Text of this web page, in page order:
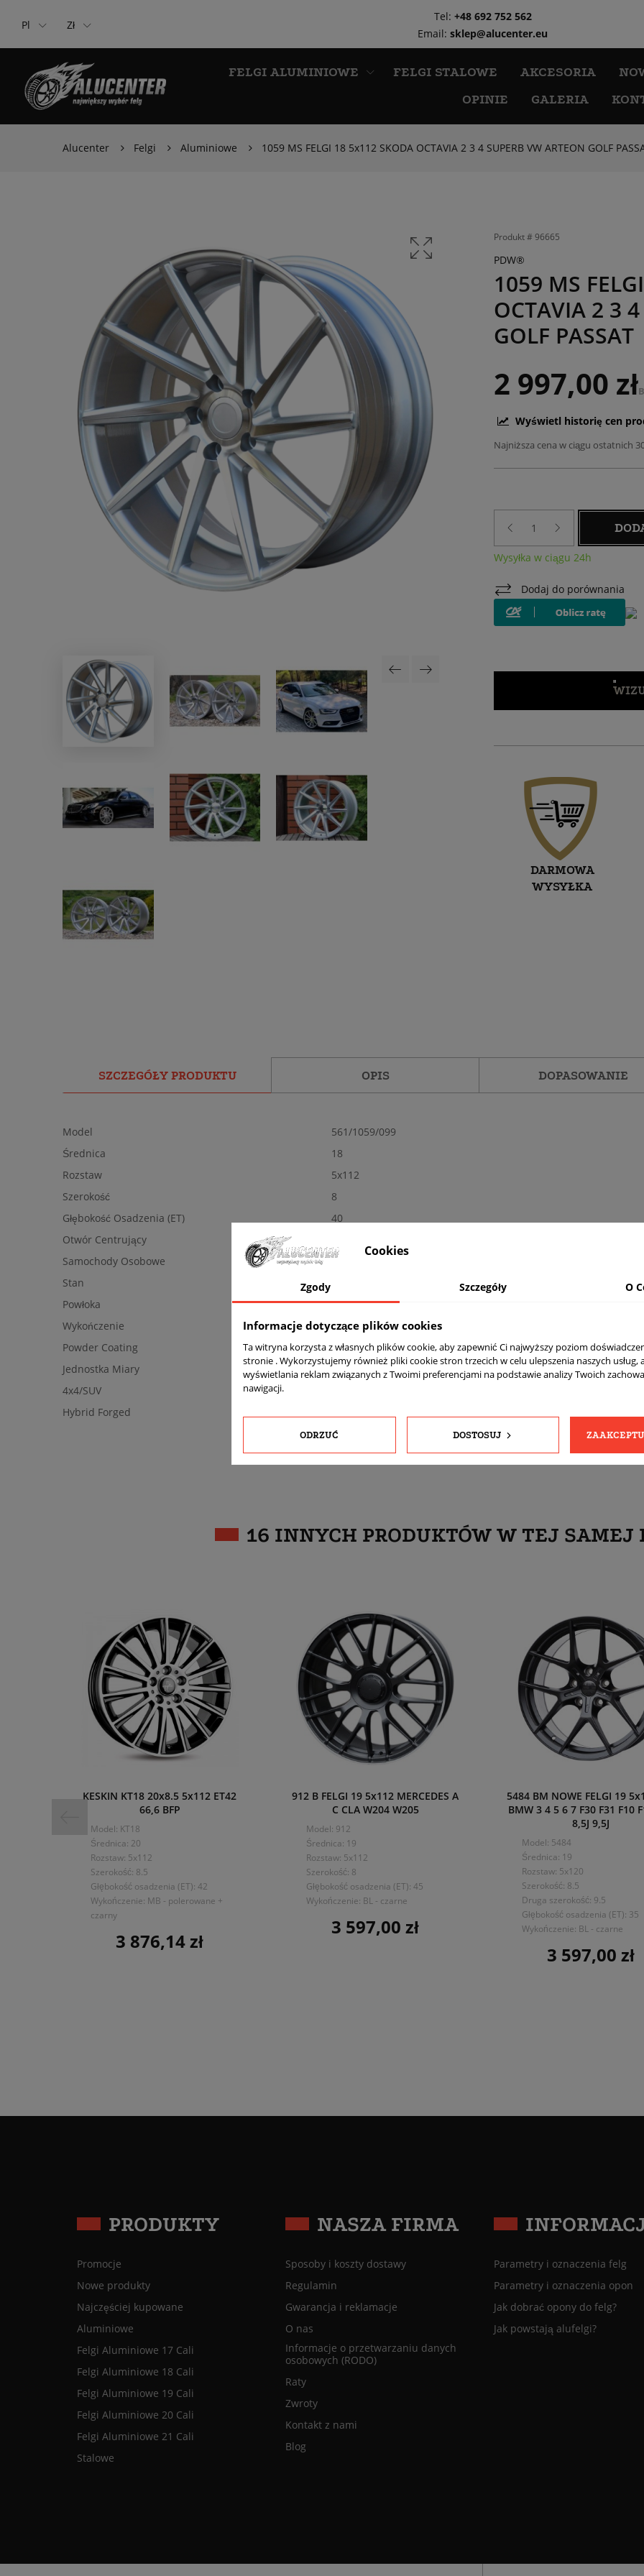
Pl Zł
Tel: +48 692 752 562
Email:sklep@alucenter.eu
FELGI ALUMINIOWE FELGI STALOWE AKCESORIA
OPINIE
GALERIA
Alucenter Felgi Aluminiowe 1059 MS FELGI 18 5x112 SKODA OCTAVIA 2 3 4 SUPERB VW ARTEON GOLF
Produkt #96665
PDW®
1059 MS
OCTAVIA 2 3
GOLF PASSAT
2 997,00 zł
Wyświetl historię cen
Najniższa cena w ciągu ostatnich
Wysyłka w ciągu 24h
Dodaj do porównania
DARMOWA
WYSYŁKA
SZCZEGÓŁY PRODUKTU OPIS DOPASOWANIE
Model
561/1059/099
Średnica
18
Rozstaw
5x112
Szerokość
8
Głębokość Osadzenia (ET)
40
Otwór Centrujący
Samochody Osobowe
Tak
Stan
Powłoka
Połysk
Wykończenie
MSPC - Polerowane + srebrny Powder Coating
Powder Coating
Tak
Jednostka Miary
komplet (4 sztuki)
4x4/SUV
Hybrid Forged
16 INNYCH PRODUKTÓW W TEJ SAMEJ
KESKIN KT18 20x8.5 5x112 ET42
66,6 BFP
Model: KT18
Średnica: 20
Rozstaw: 5x112
Szerokość: 8.5
Głębokość osadzenia (ET): 42
Wykończenie: MB - polerowane +
czarny
Cena
3 876,14 zł
912 B FELGI 19 5x112 MERCEDES A
C CLA W204 W205
Model: 912
Średnica: 19
Rozstaw: 5x112
Szerokość: 8
Głębokość osadzenia (ET): 45
Wykończenie: BL - czarne
Cena
3 597,00 zł
5484 BM NOWE FELGI 19
BMW 3 4 5 6 7 F30 F31 F10
8,5J 9,5J
Model: 5484
Średnica: 19
Rozstaw: 5x120
Szerokość: 8.5
Druga szerokość: 9.5
Głębokość osadzenia (ET): 35
Wykończenie: BL - czarne
Cena
3 597,00 zł
PRODUKTY
Promocje
Nowe produkty
Najczęściej kupowane
Aluminiowe
Felgi Aluminiowe 17 Cali
Felgi Aluminiowe 18 Cali
Felgi Aluminiowe 19 Cali
Felgi Aluminiowe 20 Cali
Felgi Aluminiowe 21 Cali
Stalowe
NASZA FIRMA
Sposoby i koszty dostawy
Regulamin
Gwarancja i reklamacje
O nas
Informacje o przetwarzaniu danych
osobowych (RODO)
Raty
Zwroty
Kontakt z nami
Blog
Parametry i oznaczenia felg
Parametry i oznaczenia opon
Jak dobrać opony do felg?
Jak powstają alufelgi?
Cookies
Zgody Szczegóły O
Informacje dotyczące plików cookies
Ta witryna korzysta z własnych plików cookie, aby zapewnić Ci najwyższy poziom
stronie . Wykorzystujemy również pliki cookie stron trzecich w celu ulepszenia naszych usług,
wyświetlania reklam związanych z Twoimi preferencjami na podstawie analizy Twoich
nawigacji.
ODRZUĆ DOSTOSUJ